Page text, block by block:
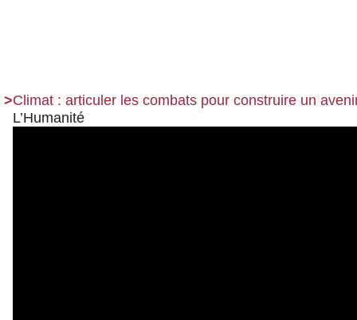
Climat : articuler les combats pour construire un
L’Humanité